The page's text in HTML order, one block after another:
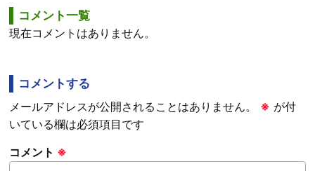
b
o
k
t
e
コメント一覧
現在コメントはありません。
コメントする
メールアドレスが公開されることはありません。
※ が付
いている欄は必須項目です
コメント ※